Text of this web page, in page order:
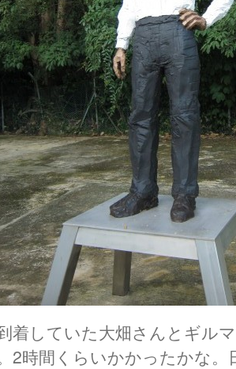
着していた大畑さんとギル
2時間くらいかかったかな